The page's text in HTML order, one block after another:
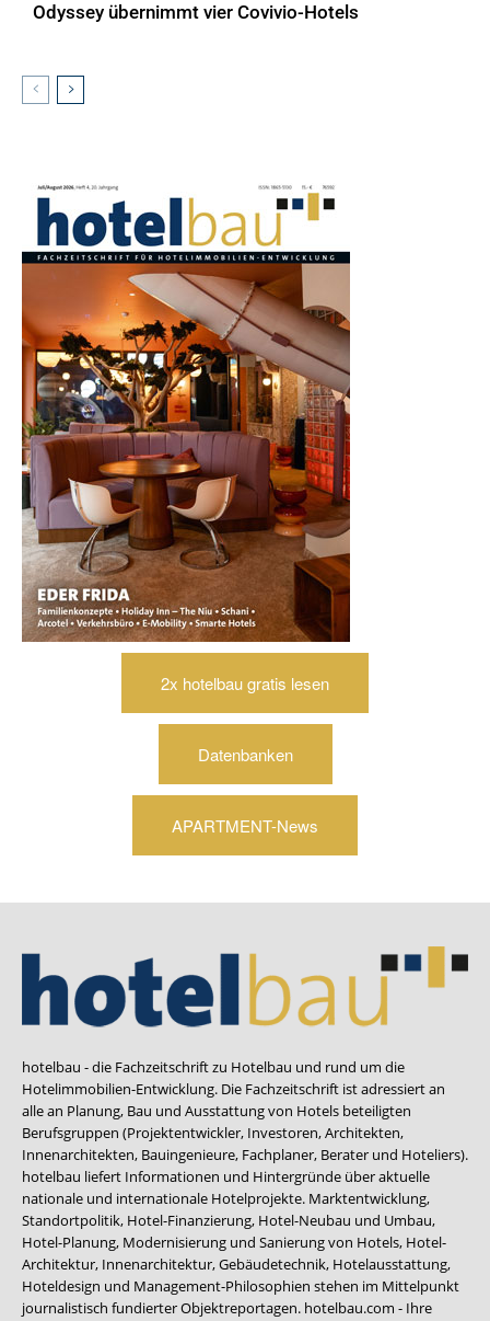
Odyssey übernimmt vier Covivio-Hotels
2x hotelbau gratis lesen
Datenbanken
APARTMENT-News
hotelbau - die Fachzeitschrift zu Hotelbau und rund um die
Hotelimmobilien-Entwicklung. Die Fachzeitschrift ist adressiert an
alle an Planung, Bau und Ausstattung von Hotels beteiligten
Berufsgruppen (Projektentwickler, Investoren, Architekten,
Innenarchitekten, Bauingenieure, Fachplaner, Berater und Hoteliers).
hotelbau liefert Informationen und Hintergründe über aktuelle
nationale und internationale Hotelprojekte. Marktentwicklung,
Standortpolitik, Hotel-Finanzierung, Hotel-Neubau und Umbau,
Hotel-Planung, Modernisierung und Sanierung von Hotels, Hotel-
Architektur, Innenarchitektur, Gebäudetechnik, Hotelausstattung,
Hoteldesign und Management-Philosophien stehen im Mittelpunkt
journalistisch fundierter Objektreportagen. hotelbau.com - Ihre